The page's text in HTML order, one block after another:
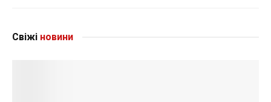
Свіжі новини